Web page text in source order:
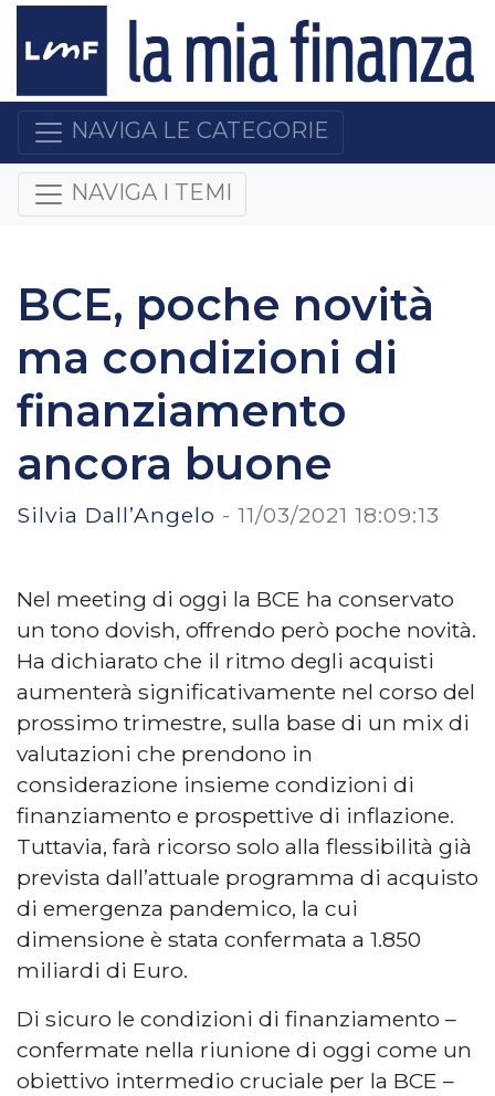
NAVIGA LE CATEGORIE
NAVIGA I TEMI
BCE, poche novità
ma condizioni di
finanziamento
ancora buone
Silvia Dall’Angelo - 11/03/2021 18:09:13
Nel meeting di oggi la BCE ha conservato
un tono dovish, offrendo però poche novità.
Ha dichiarato che il ritmo degli acquisti
aumenterà significativamente nel corso del
prossimo trimestre, sulla base di un mix di
valutazioni che prendono in
considerazione insieme condizioni di
finanziamento e prospettive di inflazione.
Tuttavia, farà ricorso solo alla flessibilità già
prevista dall’attuale programma di acquisto
di emergenza pandemico, la cui
dimensione è stata confermata a 1.850
miliardi di Euro.
Di sicuro le condizioni di finanziamento –
confermate nella riunione di oggi come un
obiettivo intermedio cruciale per la BCE –